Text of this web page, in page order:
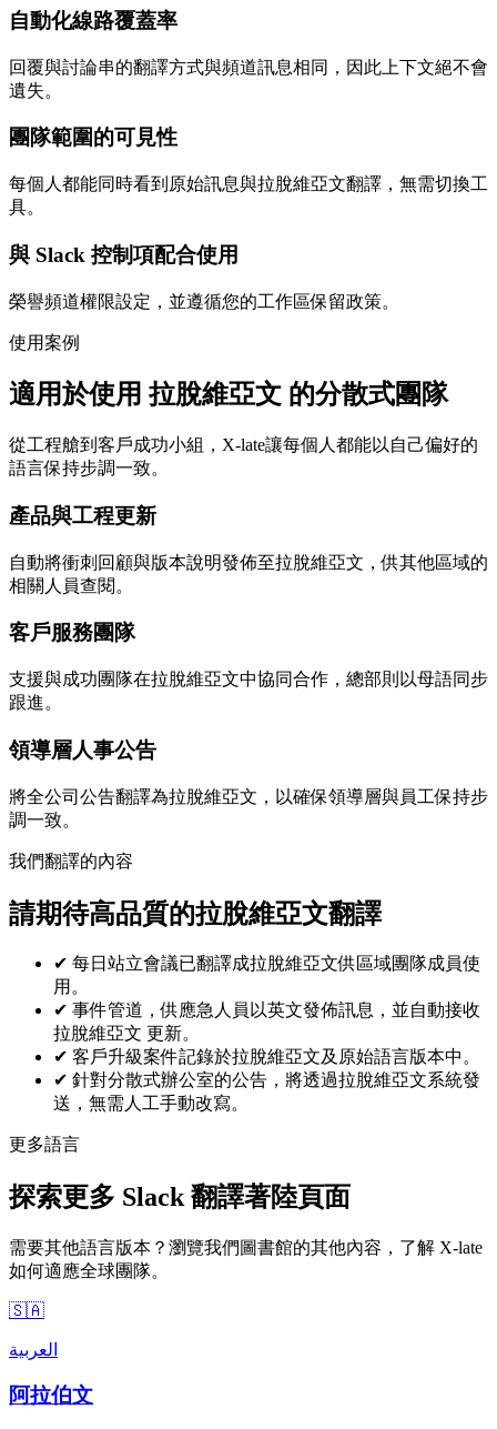
自動化線路覆蓋率
回覆與討論串的翻譯方式與頻道訊息相同，因此上下文絕不會
遺失。
團隊範圍的可見性
每個人都能同時看到原始訊息與拉脫維亞文翻譯，無需切換工
具。
與 Slack 控制項配合使用
榮譽頻道權限設定，並遵循您的工作區保留政策。
使用案例
適用於使用 拉脫維亞文 的分散式團隊
從工程艙到客戶成功小組，X-late讓每個人都能以自己偏好的
語言保持步調一致。
產品與工程更新
自動將衝刺回顧與版本說明發佈至拉脫維亞文，供其他區域的
相關人員查閱。
客戶服務團隊
支援與成功團隊在拉脫維亞文中協同合作，總部則以母語同步
跟進。
領導層人事公告
將全公司公告翻譯為拉脫維亞文，以確保領導層與員工保持步
調一致。
我們翻譯的內容
請期待高品質的拉脫維亞文翻譯
✔ 每日站立會議已翻譯成拉脫維亞文供區域團隊成員使
用。
✔ 事件管道，供應急人員以英文發佈訊息，並自動接收
拉脫維亞文 更新。
✔ 客戶升級案件記錄於拉脫維亞文及原始語言版本中。
✔ 針對分散式辦公室的公告，將透過拉脫維亞文系統發
送，無需人工手動改寫。
更多語言
探索更多 Slack 翻譯著陸頁面
需要其他語言版本？瀏覽我們圖書館的其他內容，了解 X-late
如何適應全球團隊。
🇸🇦
العربية
阿拉伯文